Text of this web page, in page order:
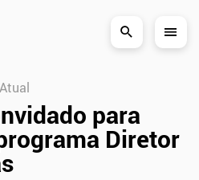
para
Diretor